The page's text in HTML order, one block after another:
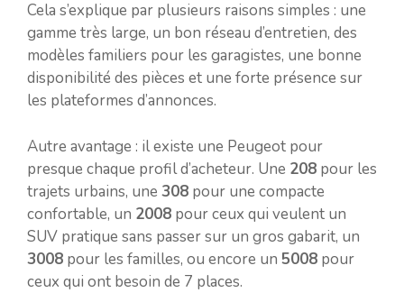
Cela s’explique par plusieurs raisons simples : une
gamme très large, un bon réseau d’entretien, des
modèles familiers pour les garagistes, une bonne
disponibilité des pièces et une forte présence sur
les plateformes d’annonces.
Autre avantage : il existe une Peugeot pour
presque chaque profil d’acheteur. Une 208 pour les
trajets urbains, une 308 pour une compacte
confortable, un 2008 pour ceux qui veulent un
SUV pratique sans passer sur un gros gabarit, un
3008 pour les familles, ou encore un 5008 pour
ceux qui ont besoin de 7 places.